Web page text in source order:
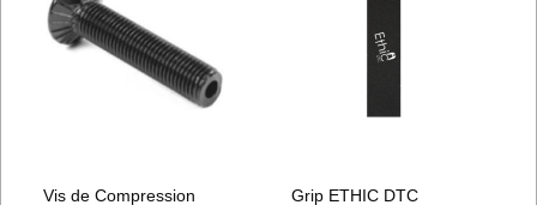
Vis de Compression
Grip ETHIC DTC